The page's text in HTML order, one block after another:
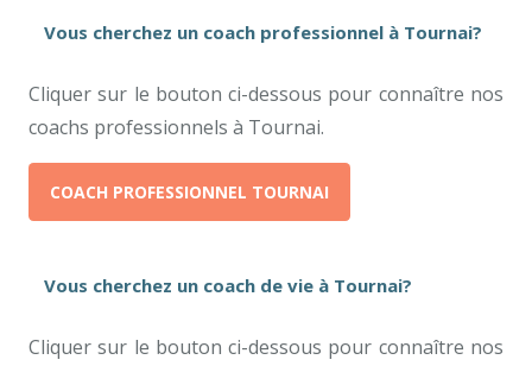
Vous cherchez un coach professionnel à Tournai?
Cliquer sur le bouton ci-dessous pour connaître nos
coachs professionnels à Tournai.
COACH PROFESSIONNEL TOURNAI
Vous cherchez un coach de vie à Tournai?
Cliquer sur le bouton ci-dessous pour connaître nos